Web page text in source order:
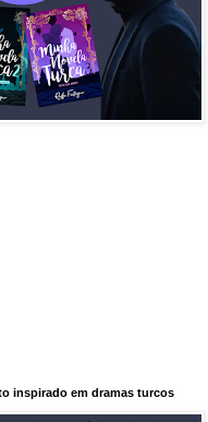
inspirado em dramas turcos